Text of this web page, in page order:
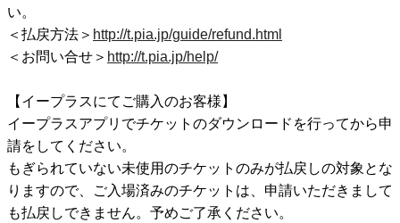
い。
＜払戻方法＞ http://t.pia.jp/guide/refund.html
＜お問い合せ＞ http://t.pia.jp/help/
【イープラスにてご購入のお客様】
イープラスアプリでチケットのダウンロードを行ってから申
請をしてください。
もぎられていない未使用のチケットのみが払戻しの対象とな
りますので、ご入場済みのチケットは、申請いただきまして
も払戻しできません。予めご了承ください。